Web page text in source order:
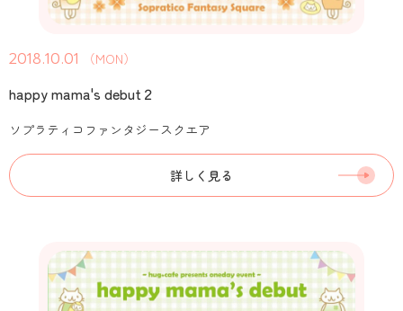
2018.10.01 （MON）
happy mama's debut２
ソプラティコファンタジースクエア
詳しく見る